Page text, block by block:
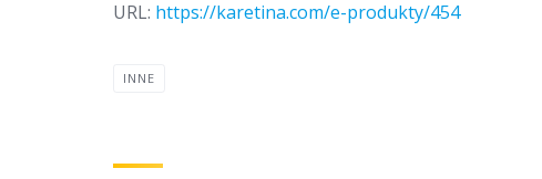
URL: https://karetina.com/e-produkty/454
INNE